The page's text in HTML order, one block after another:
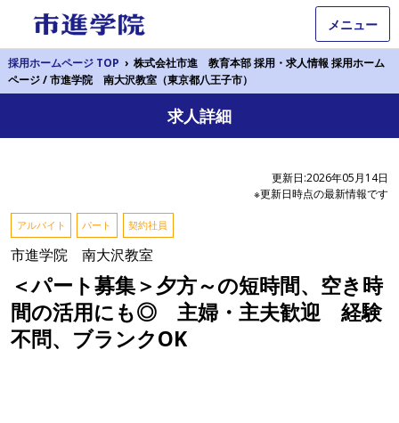
メニュー
採用ホームページ TOP › 株式会社市進 教育本部 採用・求人情報 採用ホーム
ページ / 市進学院 南大沢教室（東京都八王子市）
求人詳細
更新日:2026年05月14日
※更新日時点の最新情報です
アルバイト パート 契約社員
市進学院 南大沢教室
＜パート募集＞夕方～の短時間、空き時
間の活用にも◎ 主婦・主夫歓迎 経験
不問、ブランクOK